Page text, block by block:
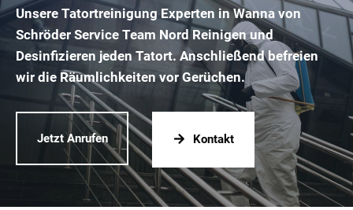
Unsere Tatortreinigung Experten in Wanna von
Schröder Service Team Nord Reinigen und
Desinfizieren jeden Tatort. Anschließend befreien
wir die Räumlichkeiten vor Gerüchen.
Jetzt Anrufen Kontakt